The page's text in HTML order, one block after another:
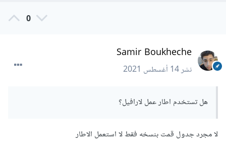
0
Samir Boukheche
نشر14 أغسطس 2021
هل تستخدم اطار عمل لارافيل؟
لا مجرد جدول قمت بنسخه فقط لا استعمل الاطار